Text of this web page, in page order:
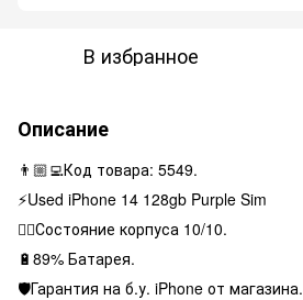
В избранное
Описание
👨🏼‍💻Код товара: 5549.
⚡️Used iPhone 14 128gb Purple Sim
👌🏻Состояние корпуса 10/10.
🔋89% Батарея.
🛡Гарантия на б.у. iPhone от магазина.